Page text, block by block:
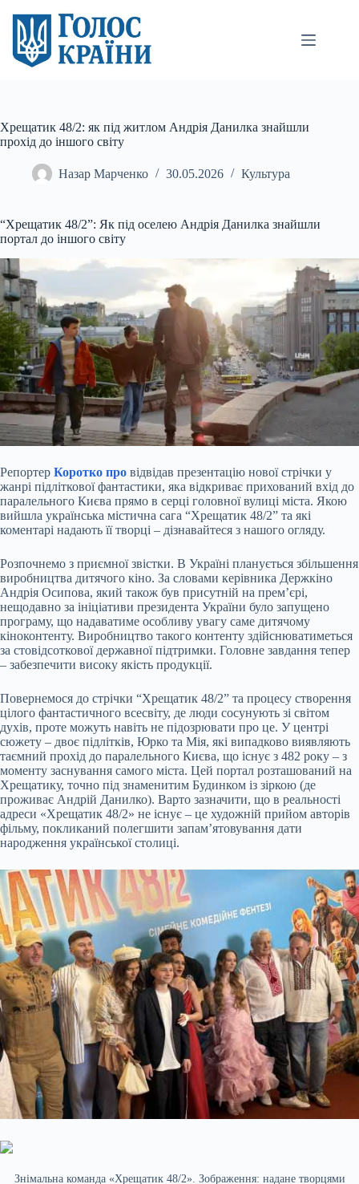
вмісту
Хрещатик 48/2: як під житлом Андрія Данилка знайшли
прохід до іншого світу
Назар Марченко 30.05.2026 Культура
“Хрещатик 48/2”: Як під оселею Андрія Данилка знайшли
портал до іншого світу
Репортер Коротко про відвідав презентацію нової стрічки у
жанрі підліткової фантастики, яка відкриває прихований вхід до
паралельного Києва прямо в серці головної вулиці міста. Якою
вийшла українська містична сага “Хрещатик 48/2” та які
коментарі надають її творці – дізнавайтеся з нашого огляду.
Розпочнемо з приємної звістки. В Україні планується збільшення
виробництва дитячого кіно. За словами керівника Держкіно
Андрія Осипова, який також був присутній на прем’єрі,
нещодавно за ініціативи президента України було запущено
програму, що надаватиме особливу увагу саме дитячому
кіноконтенту. Виробництво такого контенту здійснюватиметься
за стовідсоткової державної підтримки. Головне завдання тепер
– забезпечити високу якість продукції.
Повернемося до стрічки “Хрещатик 48/2” та процесу створення
цілого фантастичного всесвіту, де люди сосунують зі світом
духів, проте можуть навіть не підозрювати про це. У центрі
сюжету – двоє підлітків, Юрко та Мія, які випадково виявляють
таємний прохід до паралельного Києва, що існує з 482 року – з
моменту заснування самого міста. Цей портал розташований на
Хрещатику, точно під знаменитим Будинком із зіркою (де
проживає Андрій Данилко). Варто зазначити, що в реальності
адреси «Хрещатик 48/2» не існує – це художній прийом авторів
фільму, покликаний полегшити запам’ятовування дати
народження української столиці.
Знімальна команда «Хрещатик 48/2». Зображення: надане творцями